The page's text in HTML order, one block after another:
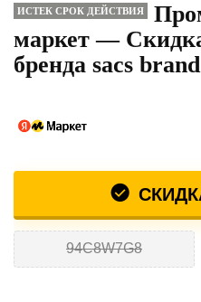
ИСТЕК СРОК ДЕЙСТВИЯ
маркет —
бренда sacs
94C8W7G8